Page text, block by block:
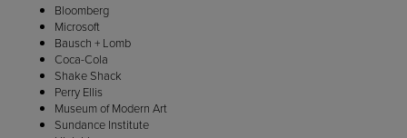
Bloomberg
Microsoft
Bausch + Lomb
Coca-Cola
Shake Shack
Perry Ellis
Museum of Modern Art
Sundance Institute